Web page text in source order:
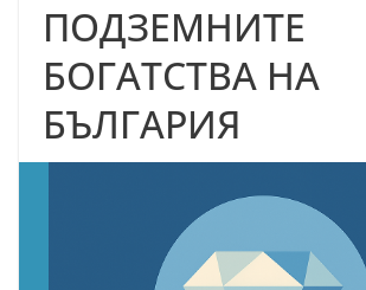
ПОДЗЕМНИТЕ
БОГАТСТВА НА
БЪЛГАРИЯ